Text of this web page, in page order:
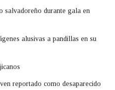
salvadoreño durante gala en
alusivas a pandillas en su
reportado como desaparecido